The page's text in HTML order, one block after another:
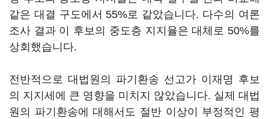
같은 대결 구도에서 55%로 같았습니다. 다수의 여론
조사 결과 이 후보의 중도층 지지율은 대체로 50%를
상회했습니다.
전반적으로 대법원의 파기환송 선고가 이재명 후보
의 지지세에 큰 영향을 미치지 않았습니다. 실제 대법
원의 파기환송에 대해서도 절반 이상이 부정적인 평